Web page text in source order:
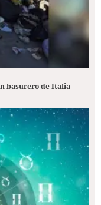
basurero de Italia